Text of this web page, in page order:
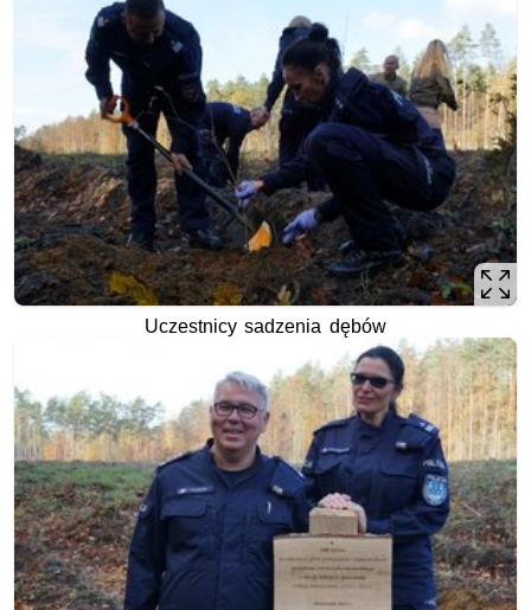
Uczestnicy sadzenia dębów